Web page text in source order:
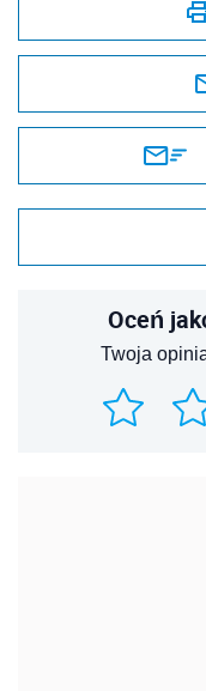
Oceń
Twoja